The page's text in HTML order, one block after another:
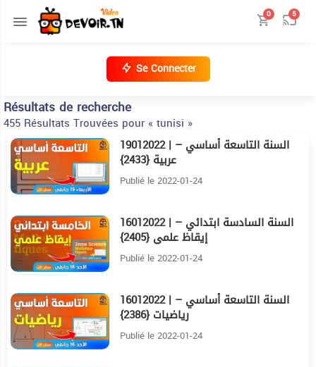
0 5
Se Connecter
Résultats de recherche
455 Résultats Trouvées pour « tunisi »
22:1 19012022 | السنة التاسعة أساسي –
عربية {2433}
Publié le 2022-01-24
23:50 16012022 | السنة السادسة ابتدائي –
إيقاظ علمي {2405}
Publié le 2022-01-24
26:56 16012022 | السنة التاسعة أساسي –
رياضيات {2386}
Publié le 2022-01-24